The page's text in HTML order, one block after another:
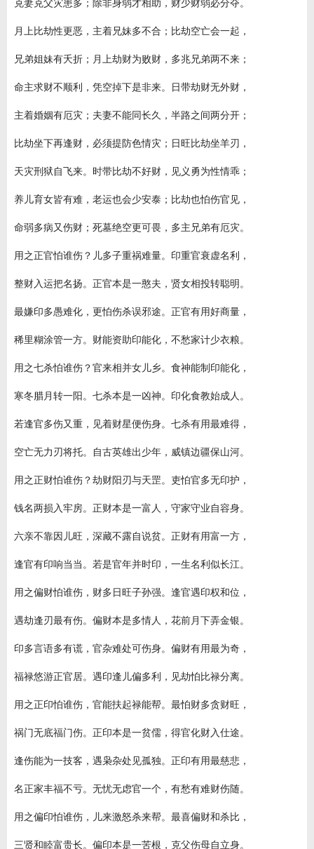
月上比劫性更恶，主着兄妹多不合；比劫空亡会一起，
兄弟姐妹有夭折；月上劫财为败财，多兆兄弟两不来；
命主求财不顺利，凭空掉下是非来。日带劫财无外财，
主着婚姻有厄灾；夫妻不能同长久，半路之间两分开；
比劫坐下再逢财，必须提防色情灾；日旺比劫坐羊刃，
天灾刑狱自飞来。时带比劫不好财，见义勇为性情乖；
养儿育女皆有难，老运也会少安泰；比劫也怕伤官见，
命弱多病又伤财；死墓绝空更可畏，多主兄弟有厄灾。
用之正官怕谁伤？儿多子重祸难量。印重官衰虚名利，
整财入运把名扬。正官本是一憨夫，贤女相投转聪明。
最嫌印多愚难化，更怕伤杀误邪途。正官有用好商量，
稀里糊涂管一方。财能资助印能化，不愁家计少衣粮。
用之七杀怕谁伤？官来相并女儿乡。食神能制印能化，
寒冬腊月转一阳。七杀本是一凶神。印化食教始成人。
若逢官多伤又重，见着财星便伤身。七杀有用最难得，
空亡无力刃将托。自古英雄出少年，威镇边疆保山河。
用之正财怕谁伤？劫财阳刃与天罡。吏怕官多无印护，
钱名两损入牢房。正财本是一富人，守家守业自容身。
六亲不靠因儿旺，深藏不露自说贫。正财有用富一方，
逢官有印响当当。若是官年并时印，一生名利似长江。
用之偏财怕谁伤，财多日旺子孙强。逢官遇印权和位，
遇劫逢刃最有伤。偏财本是多情人，花前月下弄金银。
印多言语多有谎，官杂难处可伤身。偏财有用最为奇，
福禄悠游正官居。遇印逢儿偏多利，见劫怕比禄分离。
用之正印怕谁伤，官能扶起禄能帮。最怕财多贪财旺，
祸门无底福门伤。正印本是一贫儒，得官化财入仕途。
逢伤能为一技客，遇枭杂处见孤独。正印有用最慈悲，
名正家丰福不亏。无忧无虑官一个，有愁有难财伤随。
用之偏印怕谁伤，儿来激怒杀来帮。最喜偏财和杀比，
三贤和睦富贵长。偏印本是一苦根，克父伤母自立身。